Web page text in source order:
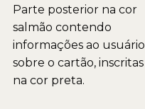
Parte posterior na cor
salmão contendo
informações ao usuário
sobre o cartão, inscritas
na cor preta.